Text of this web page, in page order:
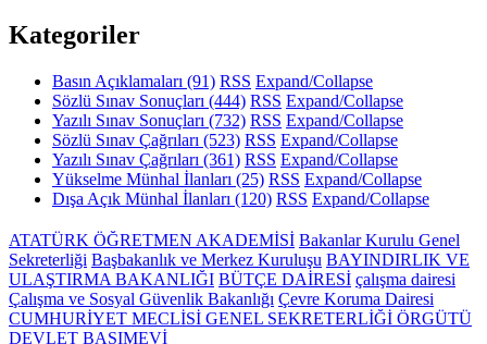
Kategoriler
Basın Açıklamaları (91) RSS Expand/Collapse
Sözlü Sınav Sonuçları (444) RSS Expand/Collapse
Yazılı Sınav Sonuçları (732) RSS Expand/Collapse
Sözlü Sınav Çağrıları (523) RSS Expand/Collapse
Yazılı Sınav Çağrıları (361) RSS Expand/Collapse
Yükselme Münhal İlanları (25) RSS Expand/Collapse
Dışa Açık Münhal İlanları (120) RSS Expand/Collapse
ATATÜRK ÖĞRETMEN AKADEMİSİ Bakanlar Kurulu Genel
Sekreterliği Başbakanlık ve Merkez Kuruluşu BAYINDIRLIK VE
ULAŞTIRMA BAKANLIĞI BÜTÇE DAİRESİ çalışma dairesi
Çalışma ve Sosyal Güvenlik Bakanlığı Çevre Koruma Dairesi
CUMHURİYET MECLİSİ GENEL SEKRETERLİĞİ ÖRGÜTÜ
DEVLET BASIMEVİ